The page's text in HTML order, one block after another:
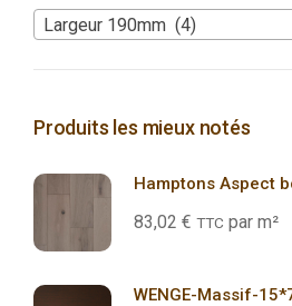
Largeur 190mm (4)
Produits les mieux notés
Hamptons Aspect
83,02 € TTC par m²
WENGE-Massif-